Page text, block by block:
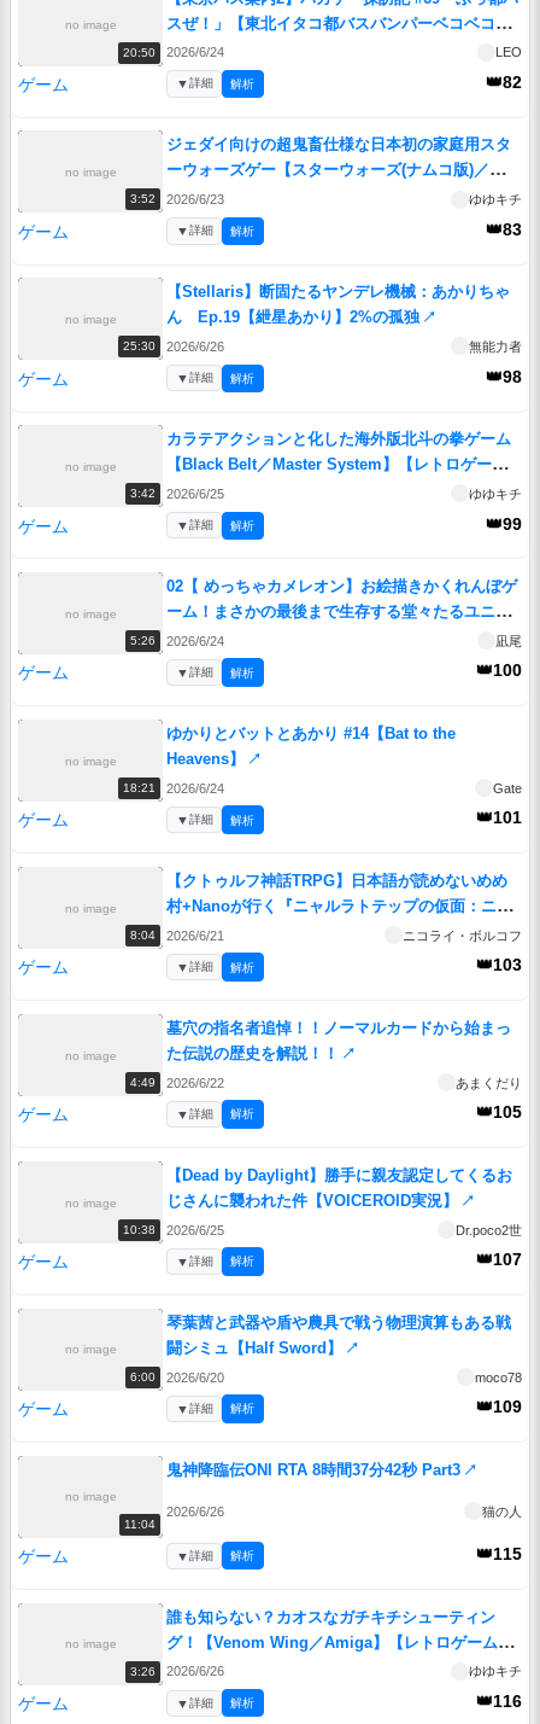
no image
20:50
スぜ！」【東北イタコ都バスバンパーベコベコ
部】↗
2026/6/24 LEO
ゲーム 👑82
▼詳細 解析
no image
3:52
ジェダイ向けの超鬼畜仕様な日本初の家庭用スタ
ーウォーズゲー【スターウォーズ(ナムコ版)／ファ
ミコン】【レトロゲームゆっくり実況解説】↗
2026/6/23 ゆゆキチ
ゲーム 👑83
▼詳細 解析
no image
25:30
【Stellaris】断固たるヤンデレ機械：あかりちゃ
ん Ep.19【紲星あかり】2%の孤独 ↗
2026/6/26 無能力者
ゲーム 👑98
▼詳細 解析
no image
3:42
カラテアクションと化した海外版北斗の拳ゲーム
【Black Belt／Master System】【レトロゲーム
ゆっくり実況解説】
2026/6/25 ゆゆキチ
ゲーム 👑99
▼詳細 解析
no image
5:26
02【 めっちゃカメレオン】お絵描きかくれんぼゲ
ーム！まさかの最後まで生存する堂々たるユニコ
オオオオン！編【 voiceroid実況 ゆっくり実況】
↗
2026/6/24 凪尾
ゲーム 👑100
▼詳細 解析
no image
18:21
ゆかりとバットとあかり #14【Bat to the
Heavens】
↗
2026/6/24 Gate
ゲーム 👑101
▼詳細 解析
no image
8:04
【クトゥルフ神話TRPG】日本語が読めないめめ
村+Nanoが行く『ニャルラトテップの仮面：ニュ
ーヨーク編』 第一話【実卓リプレイ】↗
2026/6/21 ニコライ・ボルコフ
ゲーム 👑103
▼詳細 解析
no image
4:49
墓穴の指名者追悼！！ノーマルカードから始まっ
た伝説の歴史を解説！！
↗
2026/6/22 あまくだり
ゲーム 👑105
▼詳細 解析
no image
10:38
【Dead by Daylight】勝手に親友認定してくるお
じさんに襲われた件【VOICEROID実況】
↗
2026/6/25 Dr.poco2世
ゲーム 👑107
▼詳細 解析
no image
6:00
琴葉茜と武器や盾や農具で戦う物理演算もある戦
闘シミュ【Half Sword】
↗
2026/6/20 moco78
ゲーム 👑109
▼詳細 解析
no image
11:04
鬼神降臨伝ONI RTA 8時間37分42秒 Part3 ↗
2026/6/26 猫の人
ゲーム 👑115
▼詳細 解析
no image
3:26
誰も知らない？カオスなガチキチシューティン
グ！【Venom Wing／Amiga】【レトロゲームゆ
っくり実況解説】
2026/6/26 ゆゆキチ
ゲーム 👑116
▼詳細 解析